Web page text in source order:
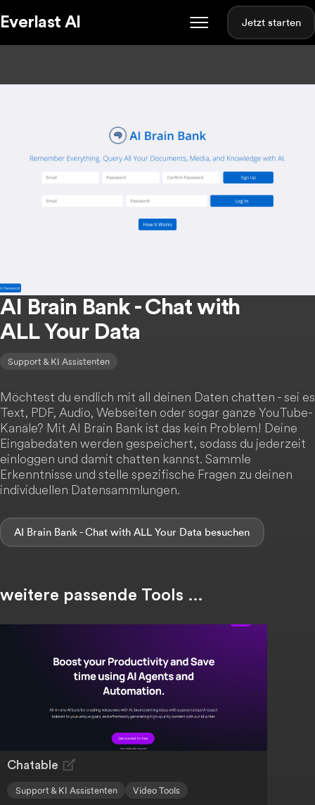
Everlast AI Jetzt starten
AI Brain Bank - Chat with
ALL Your Data
Support & KI Assistenten
Möchtest du endlich mit all deinen Daten chatten - sei es
Text, PDF, Audio, Webseiten oder sogar ganze YouTube-
Kanäle? Mit AI Brain Bank ist das kein Problem! Deine
Eingabedaten werden gespeichert, sodass du jederzeit
einloggen und damit chatten kannst. Sammle
Erkenntnisse und stelle spezifische Fragen zu deinen
individuellen Datensammlungen.
AI Brain Bank - Chat with ALL Your Data
weitere passende Tools …
Chatable
Support & KI Assistenten Video Tools